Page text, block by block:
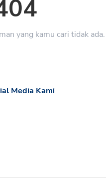
yang kamu cari tidak ada.
Media Kami